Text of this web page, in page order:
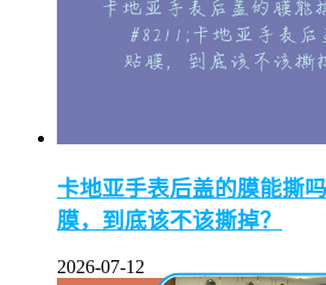
卡地亚手表后盖的膜能撕
膜，到底该不该撕掉？
2026-07-12